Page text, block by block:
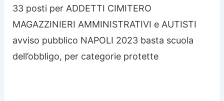
33 posti per ADDETTI CIMITERO
MAGAZZINIERI AMMINISTRATIVI e AUTISTI
avviso pubblico NAPOLI 2023 basta scuola
dell’obbligo, per categorie protette